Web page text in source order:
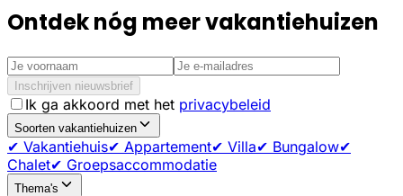
Ontdek nóg meer vakantiehuizen
Inschrijven nieuwsbrief
Ik ga akkoord met het privacybeleid
Soorten vakantiehuizen
✔ Vakantiehuis✔ Appartement✔ Villa✔ Bungalow✔
Chalet✔ Groepsaccommodatie
Thema's